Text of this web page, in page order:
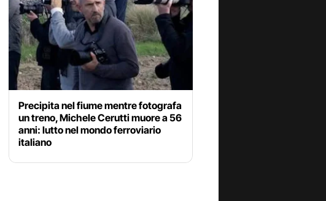
Precipita nel fiume mentre fotografa
un treno, Michele Cerutti muore a 56
anni: lutto nel mondo ferroviario
italiano